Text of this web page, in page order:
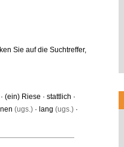
Sie auf die Suchtreffer,
· (ein) Riese · stattlich ·
(ugs.) · lang (ugs.) ·